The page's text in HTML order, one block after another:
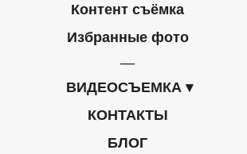
Контент съёмка
Избранные фото
ВИДЕОСЪЕМКА
КОНТАКТЫ
БЛОГ